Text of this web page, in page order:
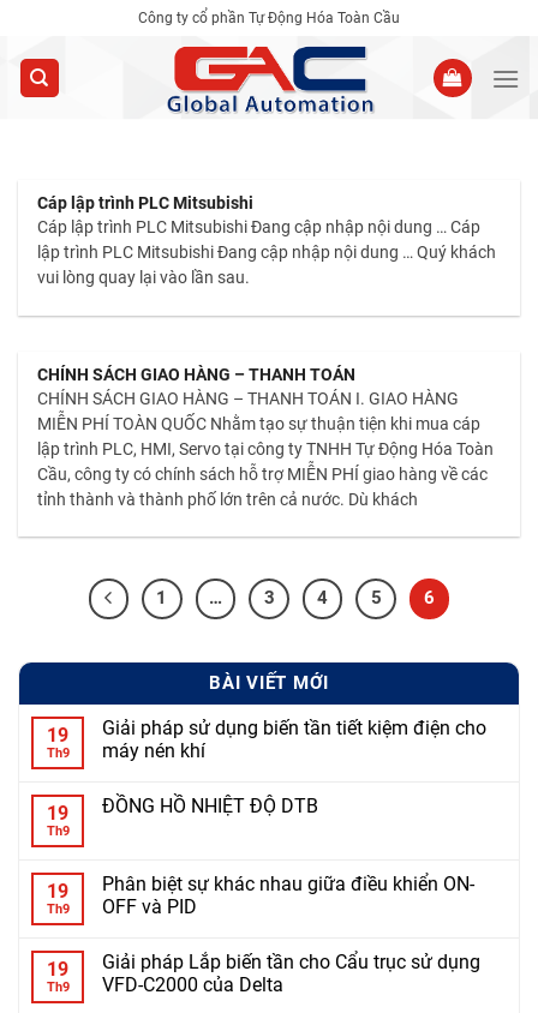
content
Công ty cổ phần Tự Động Hóa Toàn Cầu
BÀI VIẾT MỚI
19
Th9
Giải pháp sử dụng biến tần tiết kiệm điện cho
máy nén khí
19
Th9
ĐỒNG HỒ NHIỆT ĐỘ DTB
19
Th9
Phân biệt sự khác nhau giữa điều khiển ON-
OFF và PID
19
Th9
Giải pháp Lắp biến tần cho Cẩu trục sử dụng
VFD-C2000 của Delta
Cáp lập trình PLC Mitsubishi
Cáp lập trình PLC Mitsubishi Đang cập nhập nội dung … Cáp
lập trình PLC Mitsubishi Đang cập nhập nội dung … Quý khách
vui lòng quay lại vào lần sau.
CHÍNH SÁCH GIAO HÀNG – THANH TOÁN
CHÍNH SÁCH GIAO HÀNG – THANH TOÁN I. GIAO HÀNG
MIỄN PHÍ TOÀN QUỐC Nhằm tạo sự thuận tiện khi mua cáp
lập trình PLC, HMI, Servo tại công ty TNHH Tự Động Hóa Toàn
Cầu, công ty có chính sách hỗ trợ MIỄN PHÍ giao hàng về các
tỉnh thành và thành phố lớn trên cả nước. Dù khách
1 … 3 4 5 6